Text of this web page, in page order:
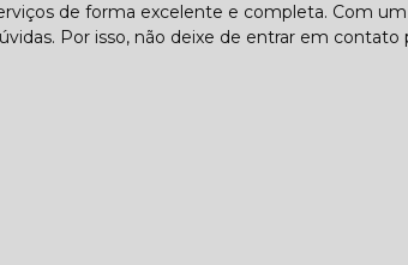
de forma excelente e completa. Com
Por isso, não deixe de entrar em contato